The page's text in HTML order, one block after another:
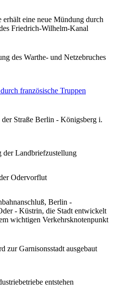
erhält eine neue Mündung durch
Friedrich-Wilhelm-Kanal
des Warthe- und Netzebruches
französische Truppen
Straße Berlin - Königsberg i.
der Landbriefzustellung
Odervorflut
Berlin -
- Küstrin, die Stadt entwickelt
wichtigen Verkehrsknotenpunkt
zur Garnisonsstadt ausgebaut
entstehen